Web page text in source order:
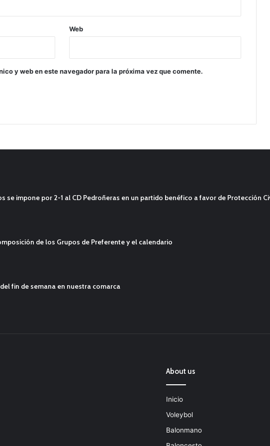
Web
y web en este navegador para la próxima vez que comente.
se impone por 2-1 al CD Pedroñeras en un partido benéfico a favor de Protección
de los Grupos de Preferente y el calendario
fin de semana en nuestra comarca
About us
Inicio
Voleybol
Balonmano